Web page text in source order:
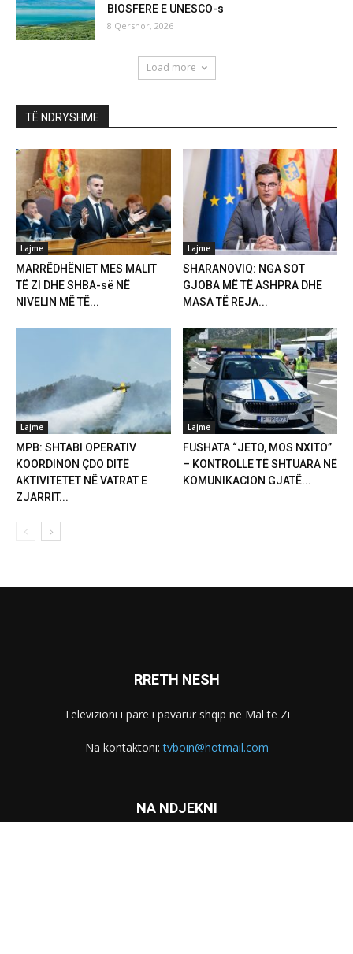
BIOSFERE E UNESCO-s
8 Qershor, 2026
Load more
TË NDRYSHME
Lajme
MARRËDHËNIET MES MALIT
TË ZI DHE SHBA-së NË
NIVELIN MË TË...
Lajme
SHARANOVIQ: NGA SOT
GJOBA MË TË ASHPRA DHE
MASA TË REJA...
Lajme
MPB: SHTABI OPERATIV
KOORDINON ÇDO DITË
AKTIVITETET NË VATRAT E
ZJARRIT...
Lajme
FUSHATA “JETO, MOS NXITO”
– KONTROLLE TË SHTUARA NË
KOMUNIKACION GJATË...
RRETH NESH
Televizioni i parë i pavarur shqip në Mal të Zi
Na kontaktoni:tvboin@hotmail.com
NA NDJEKNI